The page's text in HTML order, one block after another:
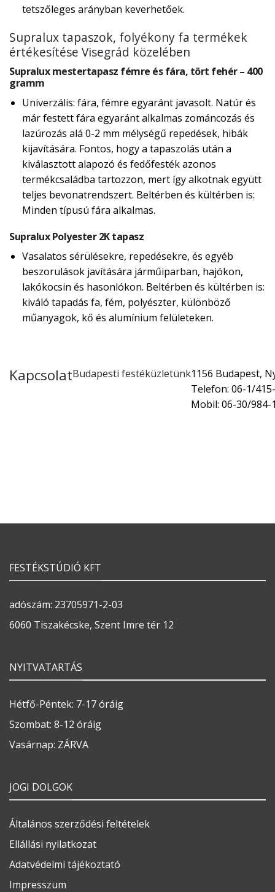
tetszőleges arányban keverhetőek.
Supralux tapaszok, folyékony fa termékek
értékesítése Visegrád közelében
Supralux mestertapasz fémre és fára, tört fehér – 400
gramm
Univerzális: fára, fémre egyaránt javasolt. Natúr és
már festett fára egyaránt alkalmas zománcozás és
lazúrozás alá 0-2 mm mélységű repedések, hibák
kijavítására. Fontos, hogy a tapaszolás után a
kiválasztott alapozó és fedőfesték azonos
termékcsaládba tartozzon, mert így alkotnak együtt
teljes bevonatrendszert. Beltérben és kültérben is:
Minden típusú fára alkalmas.
Supralux Polyester 2K tapasz
Vasalatos sérülésekre, repedésekre, és egyéb
beszorulások javítására járműiparban, hajókon,
lakókocsin és hasonlókon. Beltérben és kültérben is:
kiváló tapadás fa, fém, polyészter, különböző
műanyagok, kő és alumínium felületeken.
KapcsolatBudapesti festéküzletünk1156 Budapest,
Telefon: 06-1/
Mobil: 06-30/984-
FESTÉKSTÚDIÓ KFT
adószám: 23705971-2-03
6060 Tiszakécske, Szent Imre tér 12
NYITVATARTÁS
Hétfő-Péntek: 7-17 óráig
Szombat: 8-12 óráig
Vasárnap: ZÁRVA
JOGI DOLGOK
Általános szerződési feltételek
Ellállási nyilatkozat
Adatvédelmi tájékoztató
Impresszum